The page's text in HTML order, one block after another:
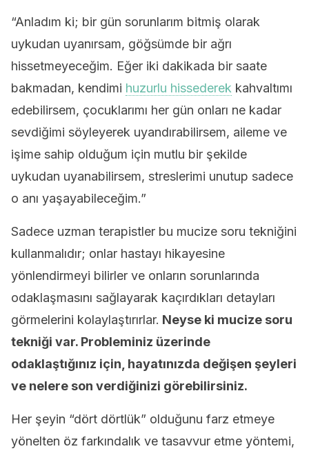
“Anladım ki; bir gün sorunlarım bitmiş olarak
uykudan uyanırsam, göğsümde bir ağrı
hissetmeyeceğim. Eğer iki dakikada bir saate
bakmadan, kendimi huzurlu hissederek kahvaltımı
edebilirsem, çocuklarımı her gün onları ne kadar
sevdiğimi söyleyerek uyandırabilirsem, aileme ve
işime sahip olduğum için mutlu bir şekilde
uykudan uyanabilirsem, streslerimi unutup sadece
o anı yaşayabileceğim.”
Sadece uzman terapistler bu mucize soru tekniğini
kullanmalıdır; onlar hastayı hikayesine
yönlendirmeyi bilirler ve onların sorunlarında
odaklaşmasını sağlayarak kaçırdıkları detayları
görmelerini kolaylaştırırlar. Neyse ki mucize soru
tekniği var. Probleminiz üzerinde
odaklaştığınız için, hayatınızda değişen şeyleri
ve nelere son verdiğinizi görebilirsiniz.
Her şeyin “dört dörtlük” olduğunu farz etmeye
yönelten öz farkındalık ve tasavvur etme yöntemi,